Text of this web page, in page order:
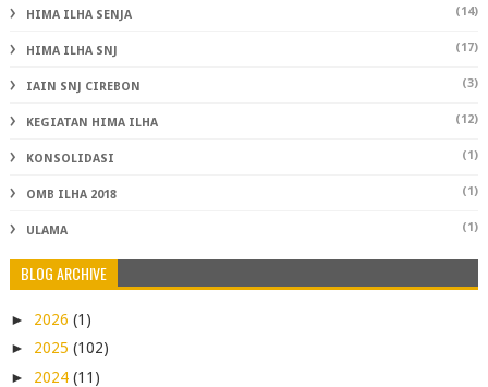
HIMA ILHA SENJA (14)
HIMA ILHA SNJ (17)
IAIN SNJ CIREBON (3)
KEGIATAN HIMA ILHA (12)
KONSOLIDASI (1)
OMB ILHA 2018 (1)
ULAMA (1)
BLOG ARCHIVE
► 2026 (1)
► 2025 (102)
► 2024 (11)